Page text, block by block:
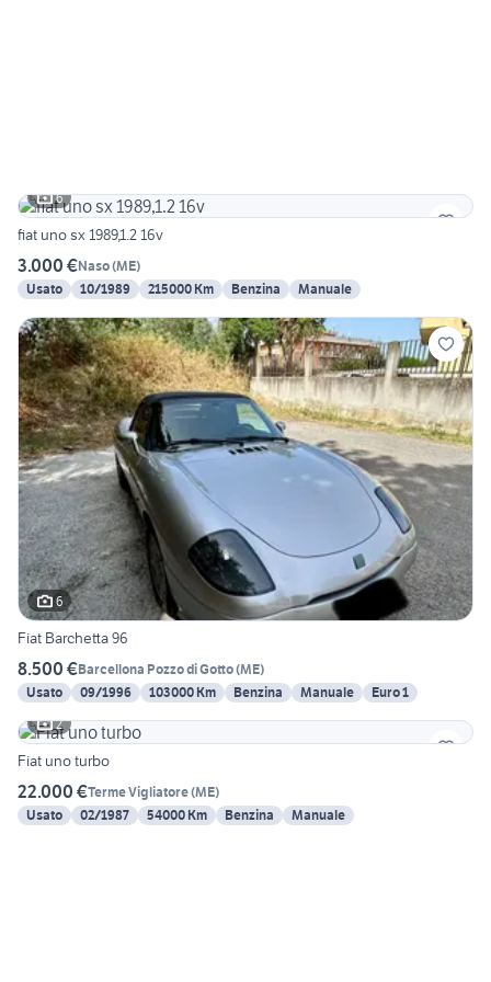
6
fiat uno sx 1989,1.2 16v
3.000 €Naso(ME)
Usato
10/1989 215000 Km Benzina Manuale
6
Fiat Barchetta 96
8.500 €Barcellona Pozzo di Gotto(ME)
Usato
09/1996 103000 Km Benzina Manuale
Euro 1
2
Fiat uno turbo
22.000 €Terme Vigliatore(ME)
Usato
02/1987 54000 Km Benzina Manuale